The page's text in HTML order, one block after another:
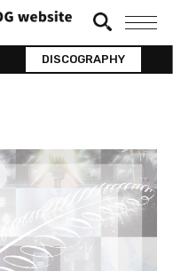
DISCOGRAPHY